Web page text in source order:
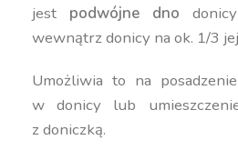
jest podwójne dno
wewnątrz donicy na ok. 1/3
Umożliwia to na
w donicy lub
z doniczką.